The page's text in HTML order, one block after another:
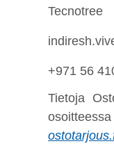
Tecnotree
+971 56
Tietoja